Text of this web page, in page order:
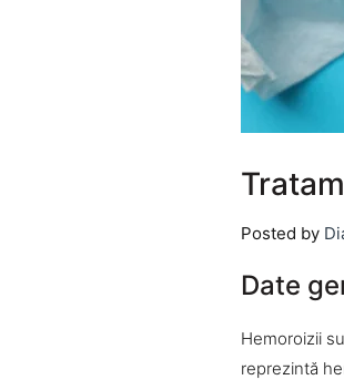
Posted by
Date
Hemoroizii
reprezintă